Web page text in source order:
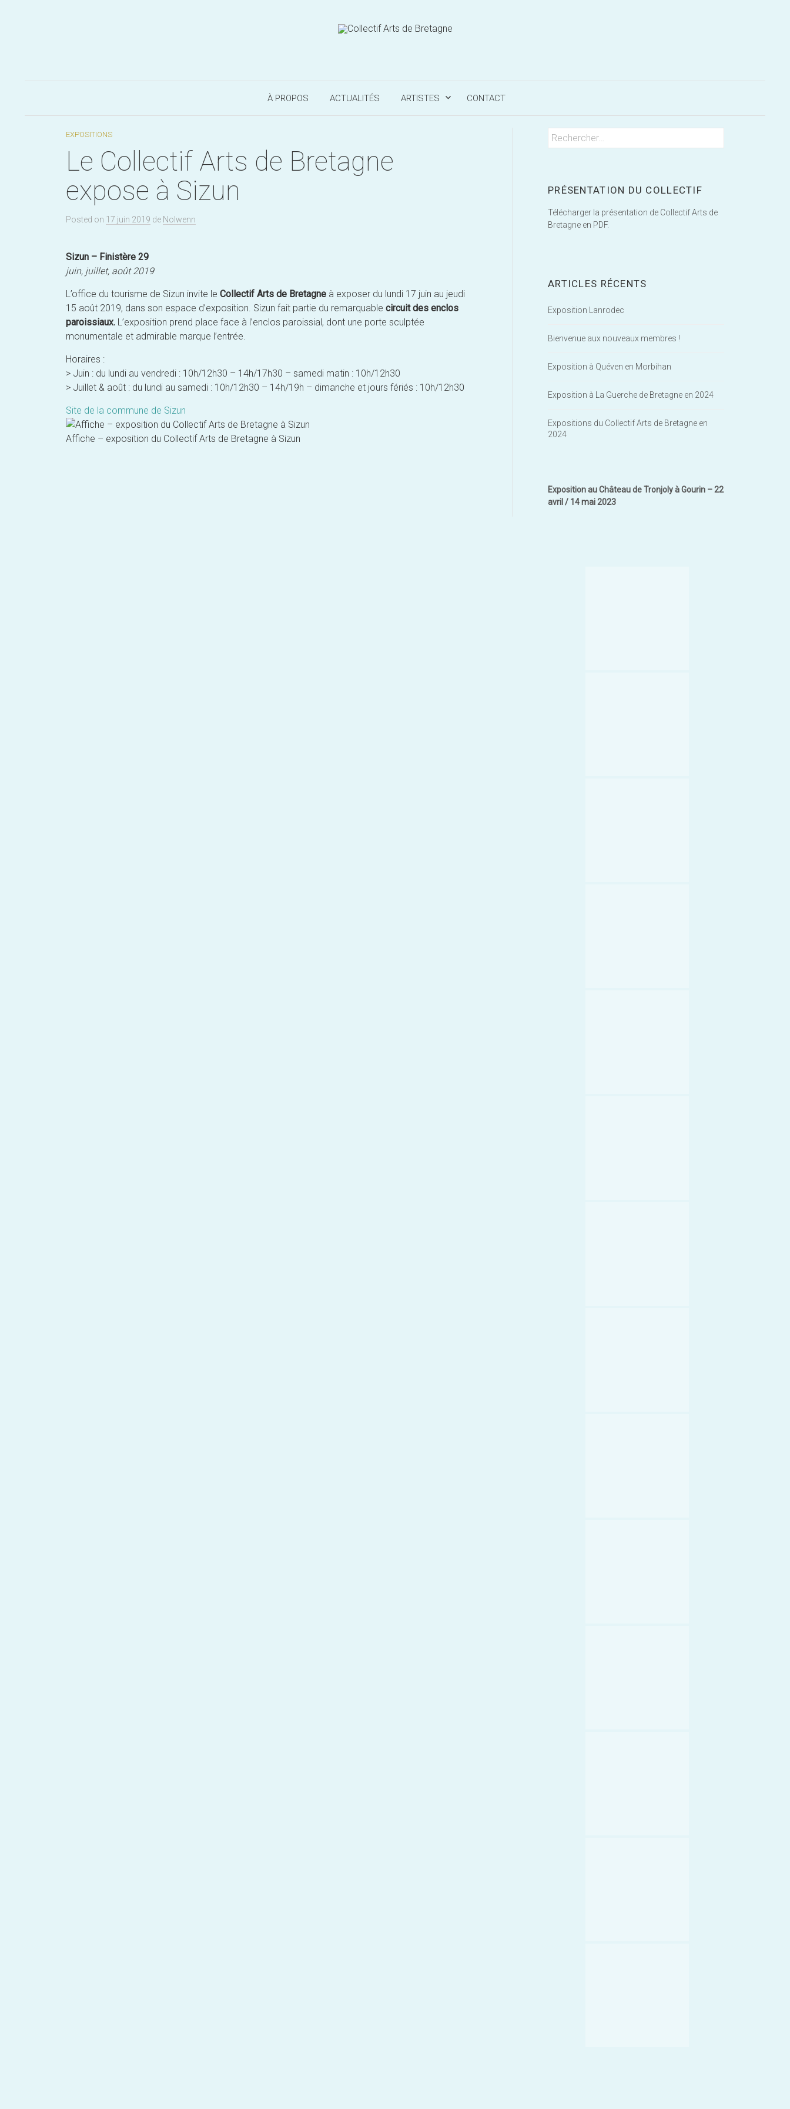
À PROPOS ACTUALITÉS ARTISTES CONTACT
EXPOSITIONS
Le Collectif Arts de Bretagne
expose à Sizun
Posted on 17 juin 2019 de Nolwenn
Sizun – Finistère 29
juin, juillet, août 2019
L’office du tourisme de Sizun invite le Collectif Arts de Bretagne à exposer du lundi 17 juin au jeudi
15 août 2019, dans son espace d’exposition. Sizun fait partie du remarquable circuit des enclos
paroissiaux. L’exposition prend place face à l’enclos paroissial, dont une porte sculptée
monumentale et admirable marque l’entrée.
Horaires :
> Juin : du lundi au vendredi : 10h/12h30 – 14h/17h30 – samedi matin : 10h/12h30
> Juillet & août : du lundi au samedi : 10h/12h30 – 14h/19h – dimanche et jours fériés : 10h/12h30
Site de la commune de Sizun
Affiche – exposition du Collectif Arts de Bretagne à Sizun
Rechercher :
PRÉSENTATION DU COLLECTIF
Télécharger la présentation de Collectif Arts de
Bretagne en PDF.
ARTICLES RÉCENTS
Exposition Lanrodec
Bienvenue aux nouveaux membres !
Exposition à Quéven en Morbihan
Exposition à La Guerche de Bretagne en 2024
Expositions du Collectif Arts de Bretagne en
2024
Exposition au Château de Tronjoly à Gourin – 22
avril / 14 mai 2023